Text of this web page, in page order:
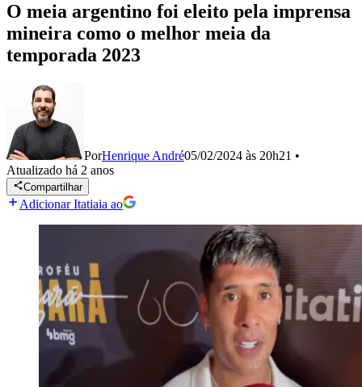
O meia argentino foi eleito pela imprensa
mineira como o melhor meia da
temporada 2023
PorHenrique André05/02/2024 às 20h21 •
Atualizado há 2 anos
Compartilhar
Adicionar Itatiaia ao